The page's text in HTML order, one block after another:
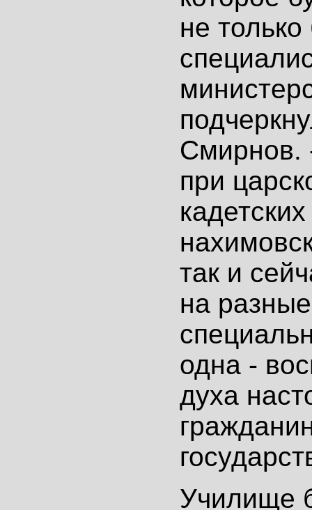
не
Смирнов.
при
так и
на
одна -
духа
Училище